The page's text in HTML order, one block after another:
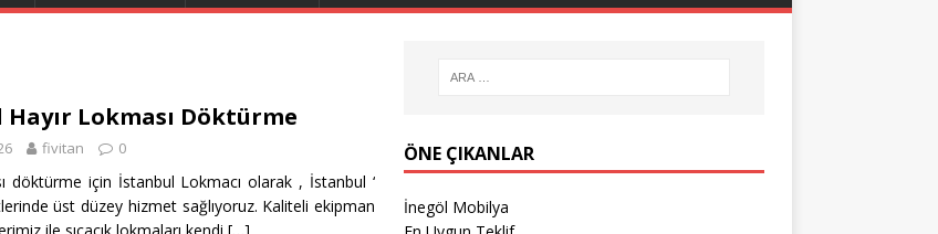
Lokması Döktürme
fivitan 0
döktürme için İstanbul Lokmacı olarak , İstanbul ‘
üst düzey hizmet sağlıyoruz. Kaliteli ekipman
ÖNE ÇIKANLAR
İnegöl Mobilya